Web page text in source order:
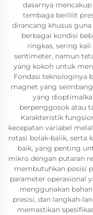
dasarnya
tembaga berlilit
dirancang khusus
berbagai kondisi
ringkas, sering
sentimeter, namun
yang kokoh untuk
Fondasi teknologinya
magnet yang
yang
berpenggosok atau
Karakteristik
kecepatan variabel
rotasi bolak-balik, serta
baik, yang penting
mikro dengan putaran
membutuhkan posisi
parameter operasional
menggunakan
presisi, dan langkah-
memastikan